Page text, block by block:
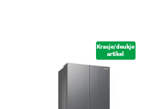
Krasje/deukje
artikel